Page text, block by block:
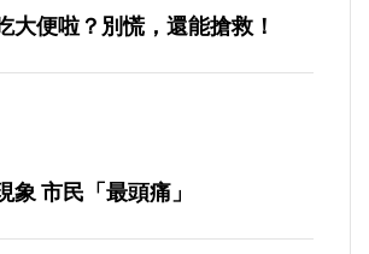
大便啦？別慌，還能搶救！
象 市民「最頭痛」